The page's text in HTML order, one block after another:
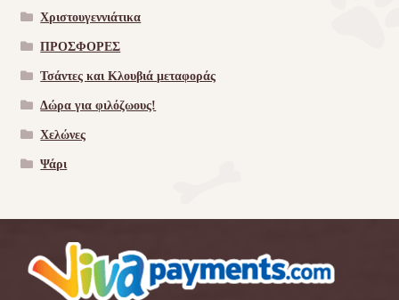
Χριστουγεννιάτικα
ΠΡΟΣΦΟΡΕΣ
Τσάντες και Κλουβιά μεταφοράς
Δώρα για φιλόζωους!
Χελώνες
Ψάρι